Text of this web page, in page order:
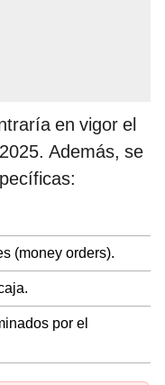
en vigor el
Además, se
(money orders).
por el